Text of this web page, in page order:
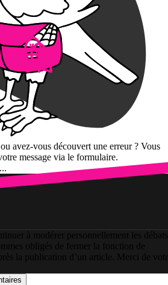
avez-vous découvert une erreur ? Vous
message via le formulaire.
à modérer personnellement les débats
obligés de fermer la fonction de
la publication d’un article. Merci de